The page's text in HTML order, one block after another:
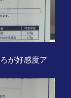
が好感度ア